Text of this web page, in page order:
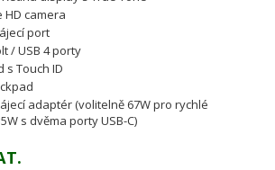
HD camera
port
/ USB 4 porty
s Touch ID
adaptér (volitelně 67W pro rychlé
s dvěma porty USB-C)